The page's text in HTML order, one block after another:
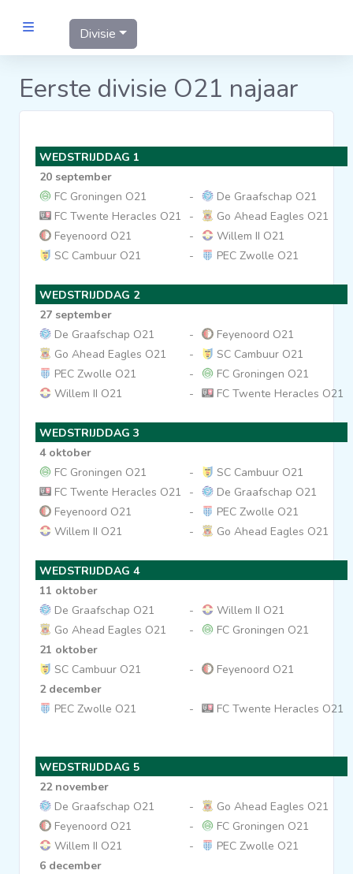
Clubs
Wedstrijden
Voetbalpiramide
Links
VROUWEN
Clubs
Wedstrijden
Statistieken
Voetbalpiramide
Overige links
Divisie
Eerste divisie O21 najaar
WEDSTRIJDDAG 1
20 september
FC Groningen O21
-
De Graafschap O21
FC Twente Heracles O21
-
Go Ahead Eagles O21
Feyenoord O21
-
Willem II O21
SC Cambuur O21
- PEC Zwolle O21
WEDSTRIJDDAG 2
27 september
De Graafschap O21
-
Feyenoord O21
Go Ahead Eagles O21
-
SC Cambuur O21
PEC Zwolle O21
-
FC Groningen O21
Willem II O21
- FC Twente Heracles O21
WEDSTRIJDDAG 3
4 oktober
FC Groningen O21
-
SC Cambuur O21
FC Twente Heracles O21
-
De Graafschap O21
Feyenoord O21
-
PEC Zwolle O21
Willem II O21
- Go Ahead Eagles O21
WEDSTRIJDDAG 4
11 oktober
De Graafschap O21
-
Willem II O21
Go Ahead Eagles O21
-
FC Groningen O21
21 oktober
SC Cambuur O21
-
Feyenoord O21
2 december
PEC Zwolle O21
- FC Twente Heracles O21
WEDSTRIJDDAG 5
22 november
De Graafschap O21
-
Go Ahead Eagles O21
Feyenoord O21
-
FC Groningen O21
Willem II O21
-
PEC Zwolle O21
6 december